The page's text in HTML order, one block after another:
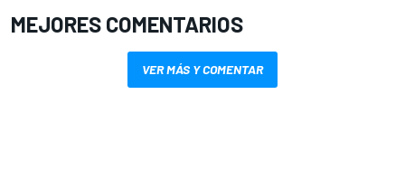
MEJORES COMENTARIOS
VER MÁS Y COMENTAR